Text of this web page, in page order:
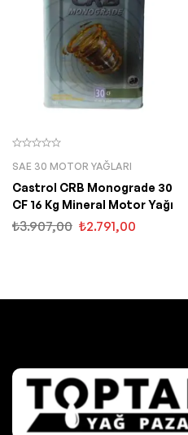
SAE 30 MOTOR YAĞLARI
Castrol CRB Monograde 30
CF 16 Kg Mineral Motor Yağı
₺3.907,00 ₺2.791,00